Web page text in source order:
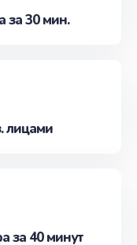
за 30 мин.
лицами
за 40 минут